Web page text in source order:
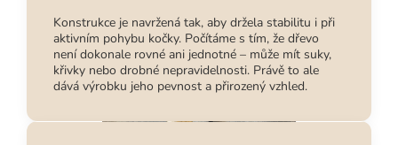
Konstrukce je navržená tak, aby držela stabilitu i při
aktivním pohybu kočky. Počítáme s tím, že dřevo
není dokonale rovné ani jednotné – může mít suky,
křivky nebo drobné nepravidelnosti. Právě to ale
dává výrobku jeho pevnost a přirozený vzhled.